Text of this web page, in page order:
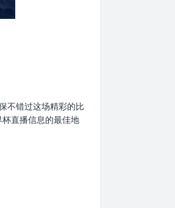
不错过这场精彩的比
直播信息的最佳地